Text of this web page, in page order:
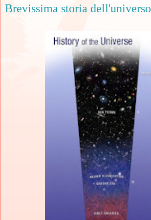
Brevissima storia dell'universo